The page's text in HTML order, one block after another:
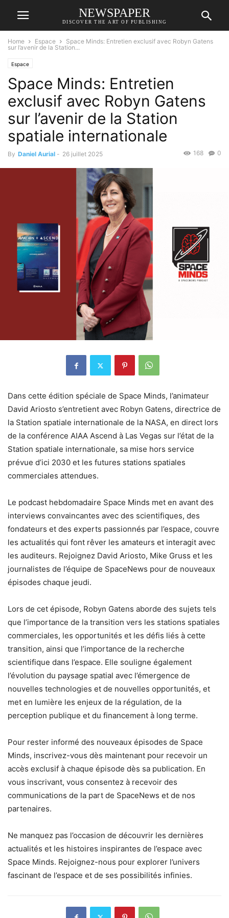
NEWSPAPER
DISCOVER THE ART OF PUBLISHING
Home Espace
Space Minds: Entretien exclusif avec Robyn Gatens
sur l’avenir de la Station...
Espace
Space Minds: Entretien
exclusif avec Robyn Gatens
sur l’avenir de la Station
spatiale internationale
By Daniel Aurial - 26 juillet 2025 0
168
Dans cette édition spéciale de Space Minds, l’animateur
David Ariosto s’entretient avec Robyn Gatens, directrice de
la Station spatiale internationale de la NASA, en direct lors
de la conférence AIAA Ascend à Las Vegas sur l’état de la
Station spatiale internationale, sa mise hors service
prévue d’ici 2030 et les futures stations spatiales
commerciales attendues.
Le podcast hebdomadaire Space Minds met en avant des
interviews convaincantes avec des scientifiques, des
fondateurs et des experts passionnés par l’espace, couvre
les actualités qui font rêver les amateurs et interagit avec
les auditeurs. Rejoignez David Ariosto, Mike Gruss et les
journalistes de l’équipe de SpaceNews pour de nouveaux
épisodes chaque jeudi.
Lors de cet épisode, Robyn Gatens aborde des sujets tels
que l’importance de la transition vers les stations spatiales
commerciales, les opportunités et les défis liés à cette
transition, ainsi que l’importance de la recherche
scientifique dans l’espace. Elle souligne également
l’évolution du paysage spatial avec l’émergence de
nouvelles technologies et de nouvelles opportunités, et
met en lumière les enjeux de la régulation, de la
perception publique et du financement à long terme.
Pour rester informé des nouveaux épisodes de Space
Minds, inscrivez-vous dès maintenant pour recevoir un
accès exclusif à chaque épisode dès sa publication. En
vous inscrivant, vous consentez à recevoir des
communications de la part de SpaceNews et de nos
partenaires.
Ne manquez pas l’occasion de découvrir les dernières
actualités et les histoires inspirantes de l’espace avec
Space Minds. Rejoignez-nous pour explorer l’univers
fascinant de l’espace et de ses possibilités infinies.